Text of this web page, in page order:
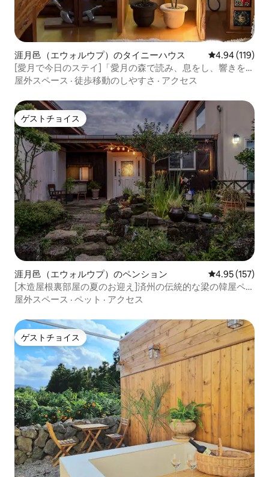
涯月邑（エウォルウプ）のタイニーハウス レビュー119
4.94 (119)
[愛月で今日のステイ]「愛月の森で読み、息をし、響きを聞
く」
屋外スペース · 徒歩移動のしやすさ · アクセス
ゲストチョイス
ゲストチョイス
涯月邑（エウォルウプ）のペンション レビュー157
4.95 (157)
[木造屋根裏部屋の夏のお迎え]済州の伝統的な梁の韓屋ペン
ションㅣ庭・バーベキューㅣ人数追加無料ㅣ空港30分
屋外スペース · ペット · アクセス
ゲストチョイス
ゲストチョイス